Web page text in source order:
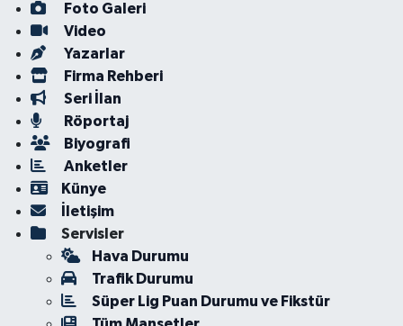
Foto Galeri
Video
Yazarlar
Firma Rehberi
Seri İlan
Röportaj
Biyografi
Anketler
Künye
İletişim
Servisler
Hava Durumu
Trafik Durumu
Süper Lig Puan Durumu ve Fikstür